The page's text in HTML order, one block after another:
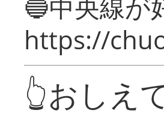
🔵中央線が
https://
👆おし